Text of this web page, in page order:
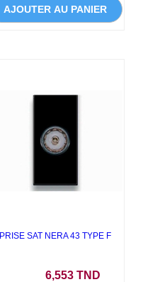
AJOUTER AU PANIER
PRISE SAT NERA 43 TYPE F
6,553 TND